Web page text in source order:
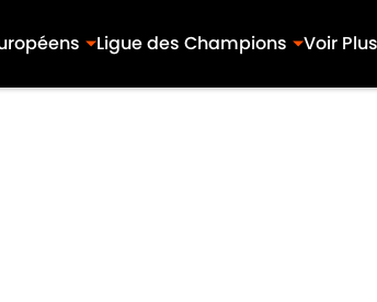
Ligue des Champions Voir Plus